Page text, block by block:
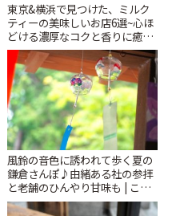
東京&横浜で見つけた、ミルク
ティーの美味しいお店6選~心ほ
どける濃厚なコクと香りに癒や
されるティータイム~ | ことりっ
ぷ
風鈴の音色に誘われて歩く夏の
鎌倉さんぽ♪由緒ある社の参拝
と老舗のひんやり甘味も | こと
りっぷ